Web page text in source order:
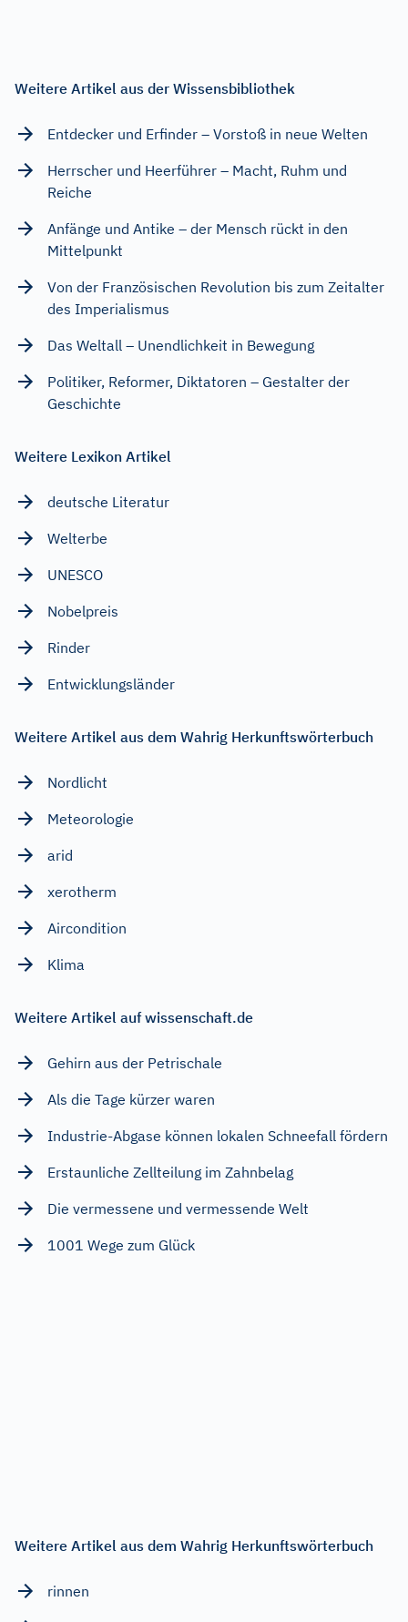
Weitere Artikel aus der Wissensbibliothek
Entdecker und Erfinder – Vorstoß in neue Welten
Herrscher und Heerführer – Macht, Ruhm und
Reiche
Anfänge und Antike – der Mensch rückt in den
Mittelpunkt
Von der Französischen Revolution bis zum Zeitalter
des Imperialismus
Das Weltall – Unendlichkeit in Bewegung
Politiker, Reformer, Diktatoren – Gestalter der
Geschichte
Weitere Lexikon Artikel
deutsche Literatur
Welterbe
UNESCO
Nobelpreis
Rinder
Entwicklungsländer
Weitere Artikel aus dem Wahrig Herkunftswörterbuch
Nordlicht
Meteorologie
arid
xerotherm
Aircondition
Klima
Weitere Artikel auf wissenschaft.de
Gehirn aus der Petrischale
Als die Tage kürzer waren
Industrie-Abgase können lokalen Schneefall fördern
Erstaunliche Zellteilung im Zahnbelag
Die vermessene und vermessende Welt
1001 Wege zum Glück
Weitere Artikel aus dem Wahrig Herkunftswörterbuch
rinnen